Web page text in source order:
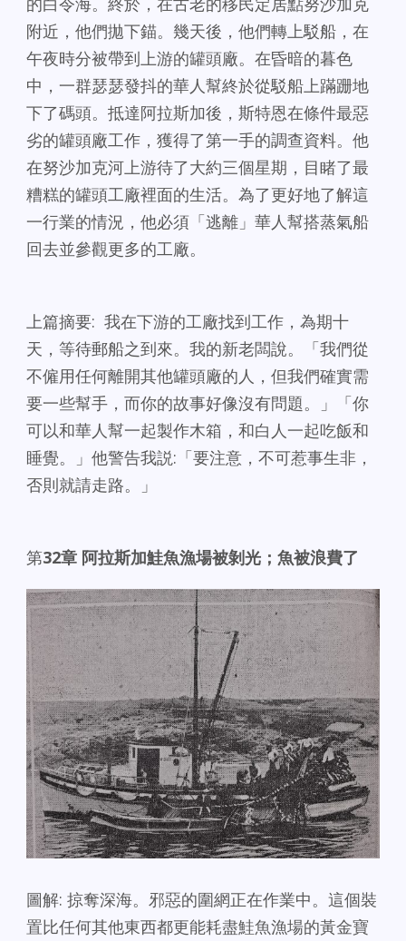
附近，他們拋下錨。幾天後，他們轉上駁船，在
午夜時分被帶到上游的罐頭廠。在昏暗的暮色
中，一群瑟瑟發抖的華人幫終於從駁船上蹣跚地
下了碼頭。抵達阿拉斯加後，斯特恩在條件最惡
劣的罐頭廠工作，獲得了第一手的調查資料。他
在努沙加克河上游待了大約三個星期，目睹了最
糟糕的罐頭工廠裡面的生活。為了更好地了解這
一行業的情況，他必須「逃離」華人幫搭蒸氣船
回去並參觀更多的工廠。
上篇摘要: 我在下游的工廠找到工作，為期十
天，等待郵船之到來。我的新老闆說。「我們從
不僱用任何離開其他罐頭廠的人，但我們確實需
要一些幫手，而你的故事好像沒有問題。」「你
可以和華人幫一起製作木箱，和白人一起吃飯和
睡覺。」他警告我説:「要注意，不可惹事生非，
否則就請走路。」
第32章 阿拉斯加鮭魚漁場被剝光；魚被浪費了
圖解: 掠奪深海。邪惡的圍網正在作業中。這個裝
置比任何其他東西都更能耗盡鮭魚漁場的黃金寶